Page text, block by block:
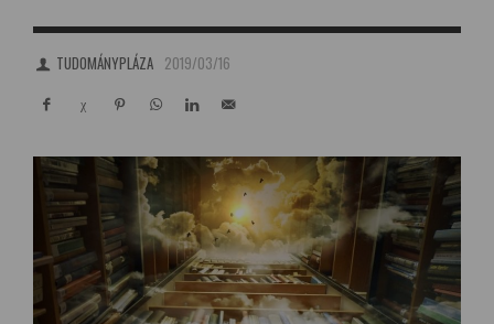
TUDOMÁNYPLÁZA 2019/03/16